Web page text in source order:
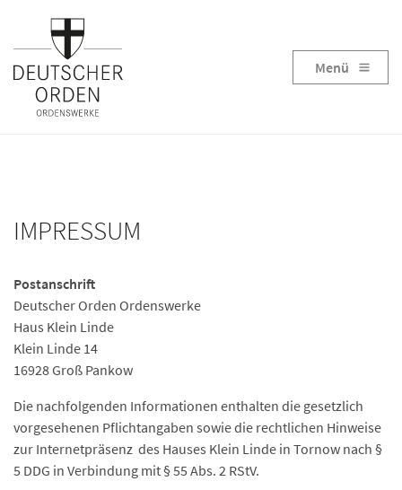
Menü
IMPRESSUM
Postanschrift
Deutscher Orden Ordenswerke
Haus Klein Linde
Klein Linde 14
16928 Groß Pankow
Die nachfolgenden Informationen enthalten die gesetzlich
vorgesehenen Pflichtangaben sowie die rechtlichen Hinweise
zur Internetpräsenz des Hauses Klein Linde in Tornow nach §
5 DDG in Verbindung mit § 55 Abs. 2 RStV.